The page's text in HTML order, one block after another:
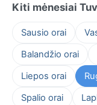
Kiti mėnesiai
Sausio orai
Balandžio orai
Liepos orai
Spalio orai